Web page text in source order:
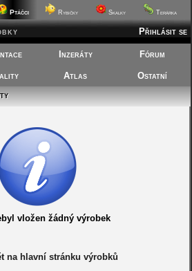
Ptáčci Rybičky Skalky Terárka
Přihlásit se
Inzeráty Fórum
Atlas
Ostatní
vložen žádný výrobek
na hlavní stránku výrobků